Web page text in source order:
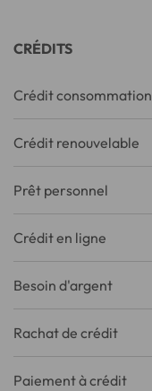
CRÉDITS
Crédit consommation
Crédit renouvelable
Prêt personnel
Crédit en ligne
Besoin d'argent
Rachat de crédit
Paiement à crédit